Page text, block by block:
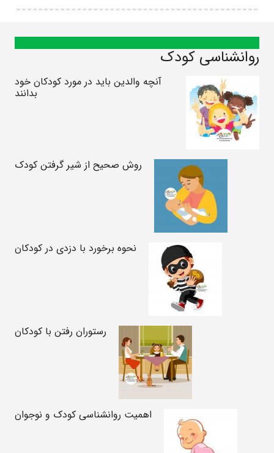
روانشناسی کودک
آنچه والدین باید در مورد کودکان خود
بدانند
روش صحیح از شیر گرفتن کودک
نحوه برخورد با دزدی در کودکان
رستوران رفتن با کودکان
اهمیت روانشناسی کودک و نوجوان